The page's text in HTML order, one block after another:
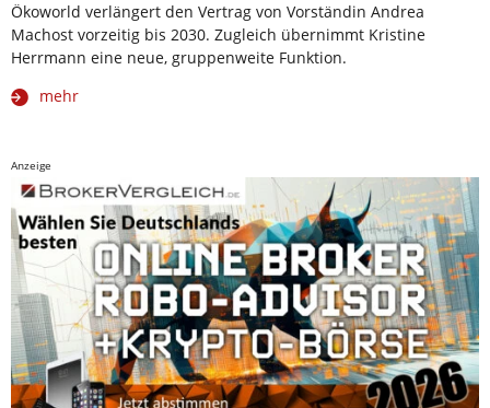
Ökoworld verlängert den Vertrag von Vorständin Andrea
Machost vorzeitig bis 2030. Zugleich übernimmt Kristine
Herrmann eine neue, gruppenweite Funktion.
mehr
Anzeige